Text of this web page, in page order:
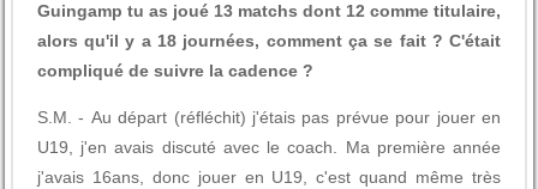
Guingamp tu as joué 13 matchs dont 12 comme titulaire,
alors qu'il y a 18 journées, comment ça se fait ? C'était
compliqué de suivre la cadence ?
S.M. - Au départ (réfléchit) j'étais pas prévue pour jouer en
U19, j'en avais discuté avec le coach. Ma première année
j'avais 16ans, donc jouer en U19, c'est quand même très